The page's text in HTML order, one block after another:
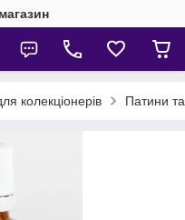
колекціонерів Патини